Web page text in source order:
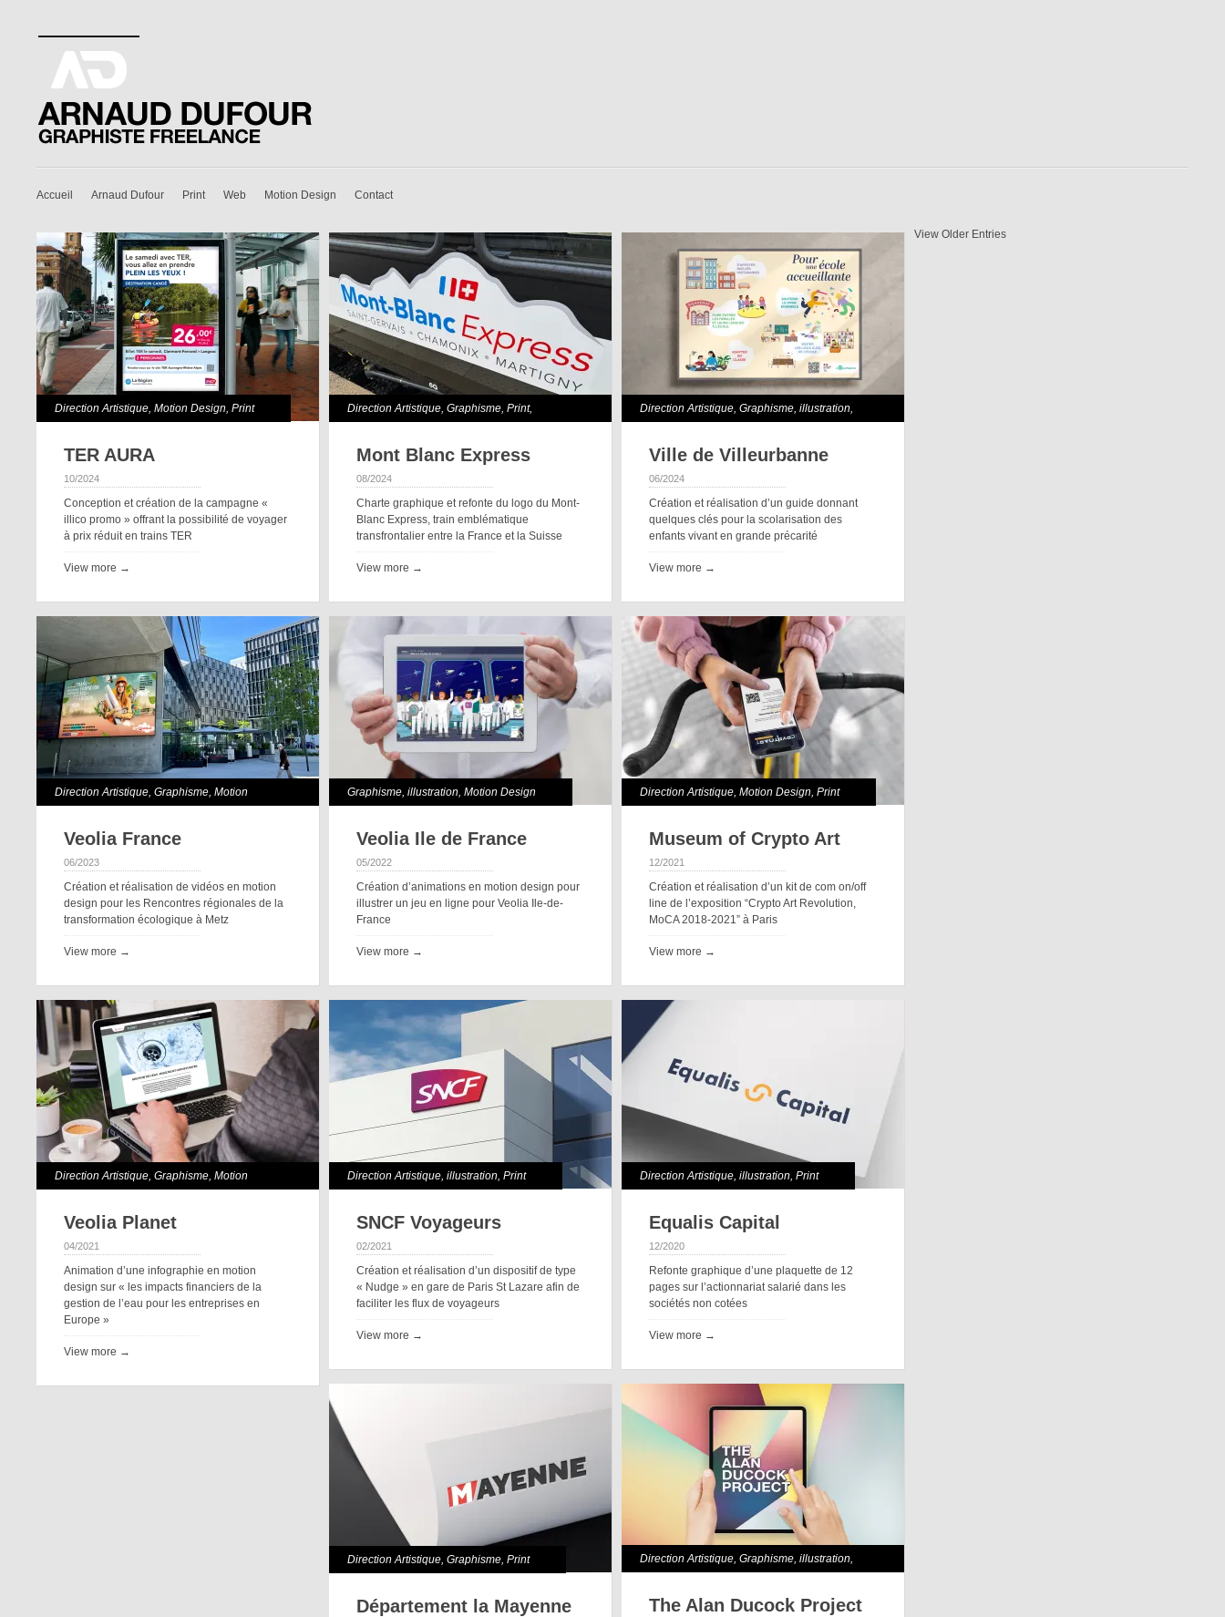
Accueil Arnaud Dufour Print Web Motion Design Contact
Direction Artistique,Motion Design,Print
TER AURA
10/2024
Conception et création de la campagne «
illico promo » offrant la possibilité de voyager
à prix réduit en trains TER
View more →
Direction Artistique,Graphisme,Print,
Mont Blanc Express
08/2024
Charte graphique et refonte du logo du Mont-
Blanc Express, train emblématique
transfrontalier entre la France et la Suisse
View more →
Direction Artistique,Graphisme,illustration,
Ville de Villeurbanne
06/2024
Création et réalisation d’un guide donnant
quelques clés pour la scolarisation des
enfants vivant en grande précarité
View more →
Direction Artistique,Graphisme,Motion
Veolia France
06/2023
Création et réalisation de vidéos en motion
design pour les Rencontres régionales de la
transformation écologique à Metz
View more →
Graphisme,illustration,Motion Design
Veolia Ile de France
05/2022
Création d’animations en motion design pour
illustrer un jeu en ligne pour Veolia Ile-de-
France
View more →
Direction Artistique,Motion Design,Print
Museum of Crypto Art
12/2021
Création et réalisation d’un kit de com on/off
line de l’exposition “Crypto Art Revolution,
MoCA 2018-2021” à Paris
View more →
Direction Artistique,Graphisme,Motion
Veolia Planet
04/2021
Animation d’une infographie en motion
design sur « les impacts financiers de la
gestion de l’eau pour les entreprises en
Europe »
View more →
Direction Artistique,illustration,Print
SNCF Voyageurs
02/2021
Création et réalisation d’un dispositif de type
« Nudge » en gare de Paris St Lazare afin de
faciliter les flux de voyageurs
View more →
Direction Artistique,illustration,Print
Equalis Capital
12/2020
Refonte graphique d’une plaquette de 12
pages sur l’actionnariat salarié dans les
sociétés non cotées
View more →
Direction Artistique,Graphisme,Print
Département la Mayenne
Direction Artistique,Graphisme,illustration,
The Alan Ducock Project
View Older Entries